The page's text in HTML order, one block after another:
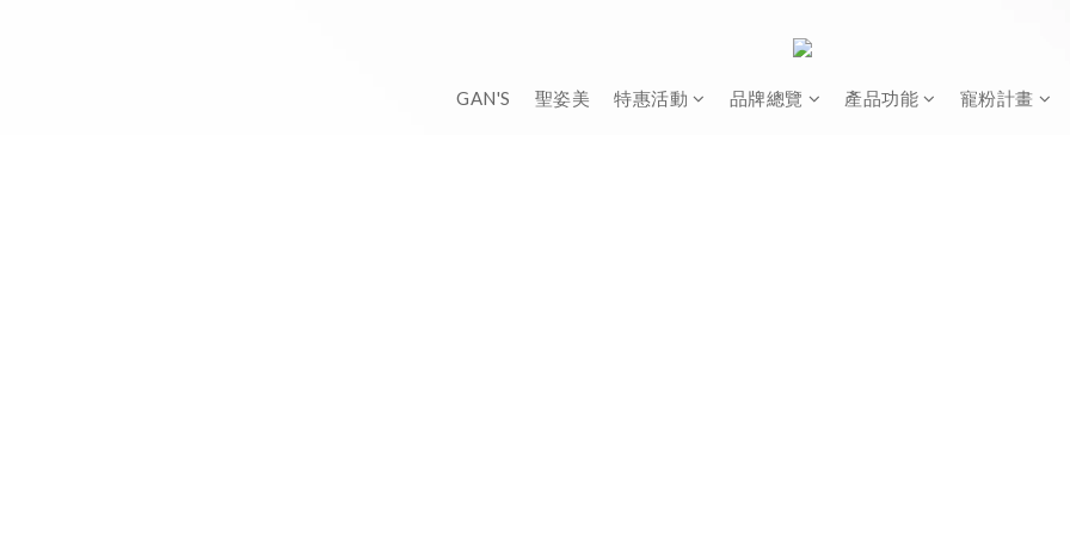
GAN'S 聖姿美 特惠活動 品牌總覽 產品功能 寵粉計畫